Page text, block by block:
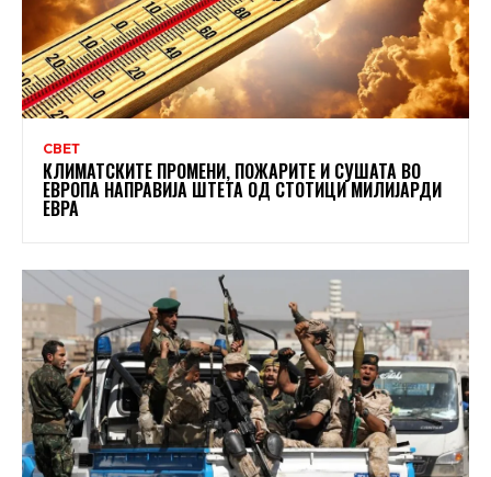
СВЕТ
КЛИМАТСКИТЕ ПРОМЕНИ, ПОЖАРИТЕ И СУШАТА ВО
ЕВРОПА НАПРАВИЈА ШТЕТА ОД СТОТИЦИ МИЛИЈАРДИ
ЕВРА